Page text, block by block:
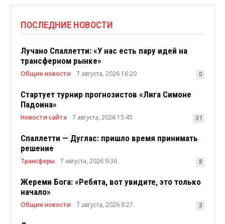
ПОСЛЕДНИЕ НОВОСТИ
Лучано Спаллетти: «У нас есть пару идей на
трансферном рынке»
Общие новости 7 августа, 2026 16:20 0
Стартует турнир прогнозистов «Лига Симоне
Падоина»
Новости сайта 7 августа, 2026 15:45 31
Спаллетти — Дуглас: пришло время принимать
решение
Трансферы 7 августа, 2026 9:36 8
Жереми Бога: «Ребята, вот увидите, это только
начало»
Общие новости 7 августа, 2026 9:27 3